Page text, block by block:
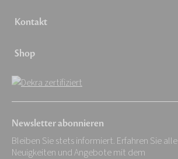
Kontakt
Shop
Newsletter abonnieren
Bleiben Sie stets informiert. Erfahren Sie alle
Neuigkeiten und Angebote mit dem